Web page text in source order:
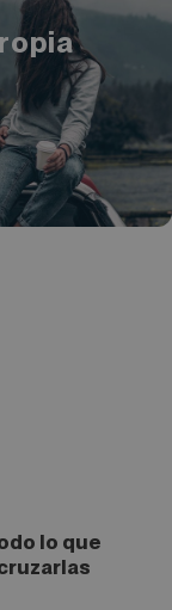
lo que